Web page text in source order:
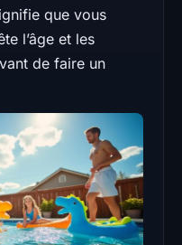
que vous
l’âge et les
de faire un